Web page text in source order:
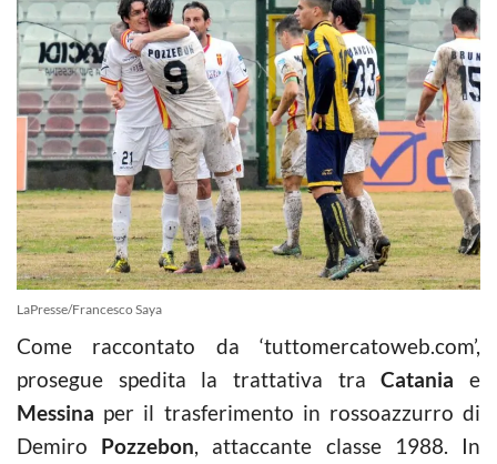
LaPresse/Francesco Saya
Come raccontato da ‘tuttomercatoweb.com’,
prosegue spedita la trattativa traCatania e
Messina per il trasferimento in rossoazzurro di
Demiro Pozzebon, attaccante classe 1988. In